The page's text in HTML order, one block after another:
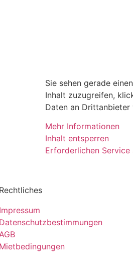
Sie sehen gerade
Inhalt zuzugreifen,
Daten an
Mehr Informationen
Inhalt entsperren
Erforderlichen
Rechtliches
Impressum
Datenschutzbestimmungen
AGB
Mietbedingungen